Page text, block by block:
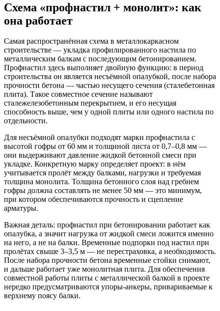
Схема «профнастил + монолит»: как
она работает
Самая распространённая схема в металлокаркасном
строительстве — укладка профилированного настила по
металлическим балкам с последующим бетонированием.
Профнастил здесь выполняет двойную функцию: в период
строительства он является несъёмной опалубкой, после набора
прочности бетона — частью несущего сечения (сталебетонная
плита). Такое совместное сечение называют
сталежелезобетонным перекрытием, и его несущая
способность выше, чем у одной плиты или одного настила по
отдельности.
Для несъёмной опалубки подходят марки профнастила с
высотой гофры от 60 мм и толщиной листа от 0,7–0,8 мм —
они выдерживают давление жидкой бетонной смеси при
укладке. Конкретную марку определяет проект: в нём
учитывается пролёт между балками, нагрузки и требуемая
толщина монолита. Толщина бетонного слоя над гребнем
гофры должна составлять не менее 50 мм — это минимум,
при котором обеспечиваются прочность и сцепление
арматуры.
Важная деталь: профнастил при бетонировании работает как
опалубка, а значит нагрузка от жидкой смеси ложится именно
на него, а не на балки. Временные подпорки под настил при
пролётах свыше 3–3,5 м — не перестраховка, а необходимость.
После набора прочности бетона временные стойки снимают,
и дальше работает уже монолитная плита. Для обеспечения
совместной работы плиты с металлической балкой в проекте
нередко предусматриваются упоры-анкеры, привариваемые к
верхнему поясу балки.